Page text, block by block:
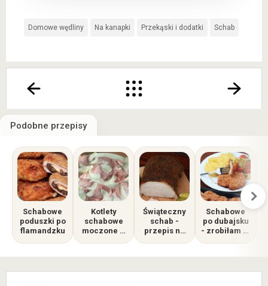
Domowe wędliny Na kanapki Przekąski i dodatki Schab
Podobne przepisy
Schabowe
poduszki po
flamandzku
Kotlety
schabowe
moczone w
Świąteczny
schab -
przepis na
suche jak
Schabowe
po dubajsku
- zrobiłam te
TikToka,